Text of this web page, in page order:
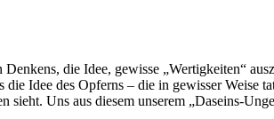
die Idee, gewisse „Wertigkeiten“
die Idee des Opferns – die in gewisser Weise
Uns aus diesem unserem „Daseins-